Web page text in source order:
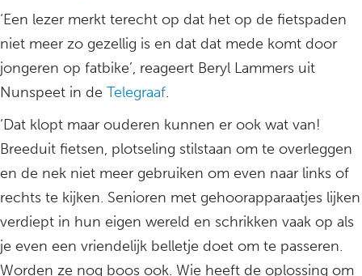
‘Een lezer merkt terecht op dat het op de fietspaden
niet meer zo gezellig is en dat dat mede komt door
jongeren op fatbike’, reageert Beryl Lammers uit
Nunspeet in de Telegraaf.
‘Dat klopt maar ouderen kunnen er ook wat van!
Breeduit fietsen, plotseling stilstaan om te overleggen
en de nek niet meer gebruiken om even naar links of
rechts te kijken. Senioren met gehoorapparaatjes lijken
verdiept in hun eigen wereld en schrikken vaak op als
je even een vriendelijk belletje doet om te passeren.
Worden ze nog boos ook. Wie heeft de oplossing om